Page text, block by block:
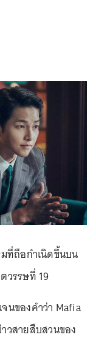
ที่ถือกำเนิดขึ้นบน
วรรษที่ 19
นของคำว่า Mafia
วสายสืบสวนของ